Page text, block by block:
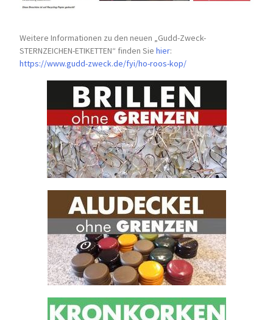
Weitere Informationen zu den neuen „Gudd-Zweck-
STERNZEICHEN-ETIKETTEN“ finden Siehier:
https://www.gudd-zweck.de/fyi/ho-roos-kop/